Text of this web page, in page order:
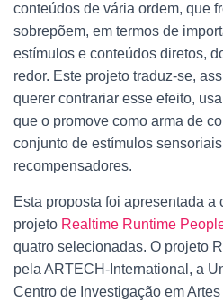
conteúdos de vária ordem, que
sobrepõem, em termos de
estímulos e conteúdos diretos,
redor. Este projeto traduz-se,
querer contrariar esse efeito,
que o promove como arma de
conjunto de estímulos
recompensadores.
Esta proposta foi apresentada a
projeto Realtime Runtime
quatro selecionadas. O projeto
pela ARTECH-International, a
Centro de Investigação em